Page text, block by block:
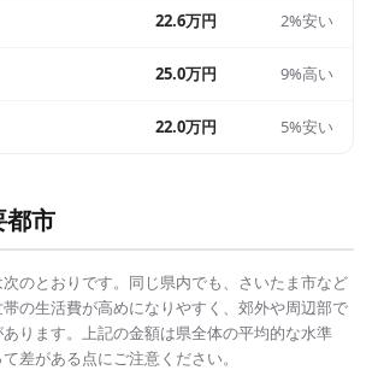
22.6万円 2%安い
25.0万円 9%高い
22.0万円 5%安い
都市
のとおりです。同じ県内でも、 さいたま市など
の生活費が高めになりやすく、郊外や周辺部で
ります。上記の金額は県全体の平均的な水準
差がある点にご注意ください。